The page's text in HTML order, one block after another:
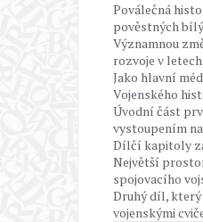
Poválečná
pověstných
Významnou
rozvoje v letech
Jako hlavní
Vojenského
Úvodní část
vystoupením
Dílčí kapitoly
Největší
spojovacího
Druhý díl, který
vojenskými